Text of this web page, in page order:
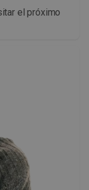
el próximo